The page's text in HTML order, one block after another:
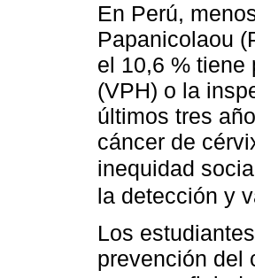
En Perú,
Papanicolaou
el 10,6 % tiene
(VPH) o la
últimos tres
cáncer de
inequidad
la detección y
Los
prevención del